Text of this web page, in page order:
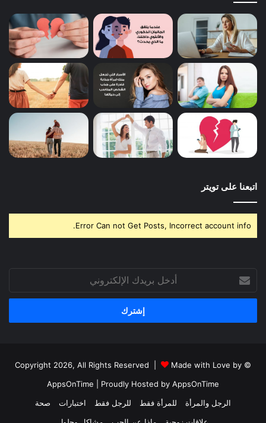
اتبعنا على تويتر
Error Can not Get Posts, Incorrect account info.
بريدك
الإلكتروني
© Copyright 2026, All Rights Reserved |
Made with Love by
AppsOnTime | Proudly Hosted by AppsOnTime
الرجل والمرأة
للمرأة فقط للرجل فقط اختبارات
صحة